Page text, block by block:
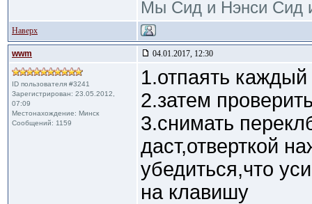
Мы Сид и Нэнси Сид
Наверх
wwm 04.01.2017, 12:30
ID пользователя #3241
Зарегистрирован: 23.05.2012,
07:09
Местонахождение: Mинск
Сообщений: 1159
1.отпаять
2.затем
3.снимать
даст,отверткой
убедиться,что
на клавишу